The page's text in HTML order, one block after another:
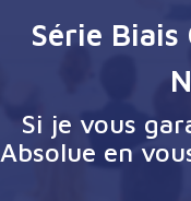
Série
Si je vous
Absolue en